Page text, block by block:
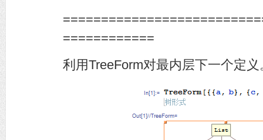
============
利用TreeForm对最内层下一个定义